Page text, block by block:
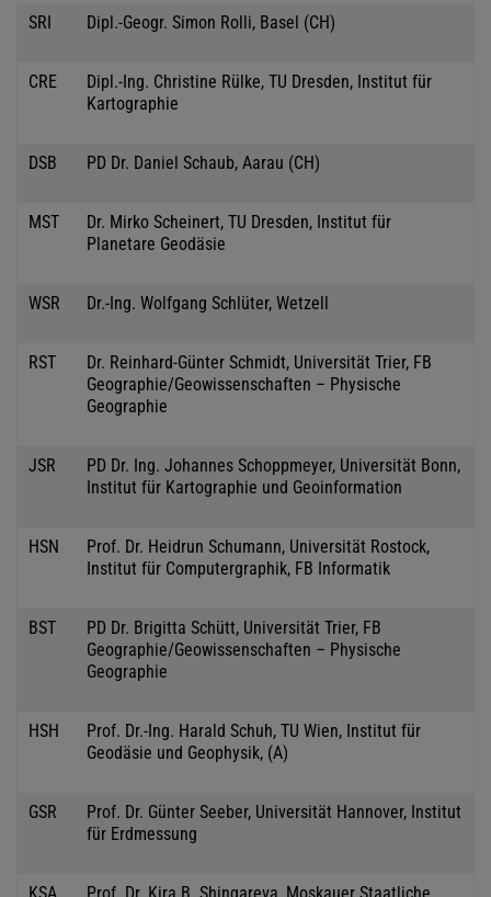
SRI Dipl.-Geogr. Simon Rolli, Basel (CH)
CRE
Dipl.-Ing. Christine Rülke, TU Dresden, Institut für
Kartographie
DSB PD Dr. Daniel Schaub, Aarau (CH)
MST
Dr. Mirko Scheinert, TU Dresden, Institut für
Planetare Geodäsie
WSR Dr.-Ing. Wolfgang Schlüter, Wetzell
RST
Dr. Reinhard-Günter Schmidt, Universität Trier, FB
Geographie/Geowissenschaften – Physische
Geographie
JSR
PD Dr. Ing. Johannes Schoppmeyer, Universität Bonn,
Institut für Kartographie und Geoinformation
HSN
Prof. Dr. Heidrun Schumann, Universität Rostock,
Institut für Computergraphik, FB Informatik
BST
PD Dr. Brigitta Schütt, Universität Trier, FB
Geographie/Geowissenschaften – Physische
Geographie
HSH
Prof. Dr.-Ing. Harald Schuh, TU Wien, Institut für
Geodäsie und Geophysik, (A)
GSR
Prof. Dr. Günter Seeber, Universität Hannover, Institut
für Erdmessung